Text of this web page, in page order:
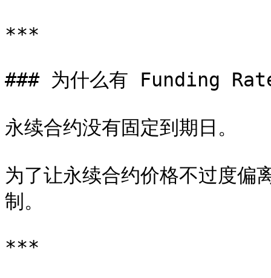
***
### 为什么有 Funding
永续合约没有固定到期日。
为了让永续合约价格不过度偏
制。
***